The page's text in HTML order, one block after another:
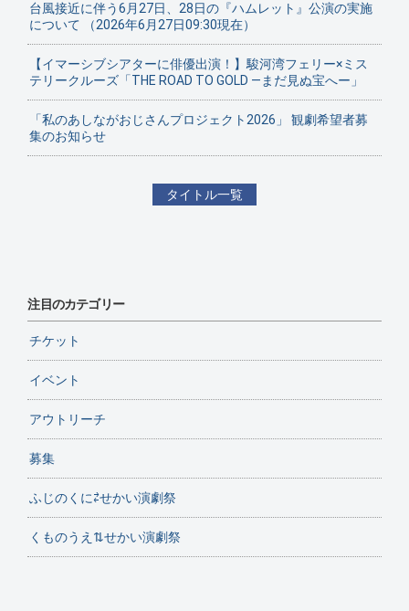
台風接近に伴う6月27日、28日の『ハムレット』公演の実施
について （2026年6月27日09:30現在）
【イマーシブシアターに俳優出演！】駿河湾フェリー×ミス
テリークルーズ「THE ROAD TO GOLD ―まだ見ぬ宝へー」
「私のあしながおじさんプロジェクト2026」 観劇希望者募
集のお知らせ
タイトル一覧
注目のカテゴリー
チケット
イベント
アウトリーチ
募集
ふじのくに⇄せかい演劇祭
くものうえ⇅せかい演劇祭